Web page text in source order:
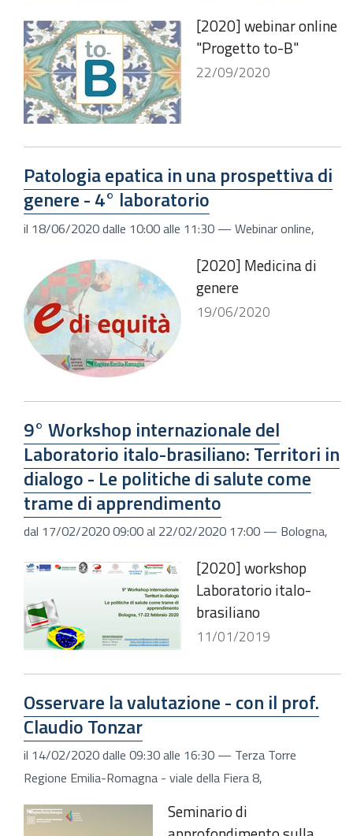
[2020] webinar online
"Progetto to-B"
22/09/2020
Patologia epatica in una prospettiva di
genere - 4° laboratorio
il 18/06/2020dalle 10:00alle 11:30 — Webinar online,
[2020] Medicina di
genere
19/06/2020
9° Workshop internazionale del
Laboratorio italo-brasiliano: Territori in
dialogo - Le politiche di salute come
trame di apprendimento
dal 17/02/2020 09:00al 22/02/2020 17:00 — Bologna,
[2020] workshop
Laboratorio italo-
brasiliano
11/01/2019
Osservare la valutazione - con il prof.
Claudio Tonzar
il 14/02/2020dalle 09:30alle 16:30 — Terza Torre
Regione Emilia-Romagna - viale della Fiera 8,
Seminario di